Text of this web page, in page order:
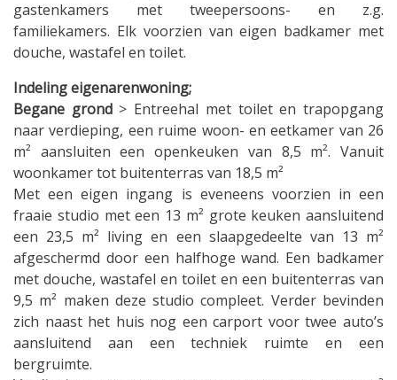
gastenkamers met tweepersoons- en z.g.
familiekamers. Elk voorzien van eigen badkamer met
douche, wastafel en toilet.
Indeling eigenarenwoning;
Begane grond > Entreehal met toilet en trapopgang
naar verdieping, een ruime woon- en eetkamer van 26
m² aansluiten een openkeuken van 8,5 m². Vanuit
woonkamer tot buitenterras van 18,5 m²
Met een eigen ingang is eveneens voorzien in een
fraaie studio met een 13 m² grote keuken aansluitend
een 23,5 m² living en een slaapgedeelte van 13 m²
afgeschermd door een halfhoge wand. Een badkamer
met douche, wastafel en toilet en een buitenterras van
9,5 m² maken deze studio compleet. Verder bevinden
zich naast het huis nog een carport voor twee auto’s
aansluitend aan een techniek ruimte en een
bergruimte.